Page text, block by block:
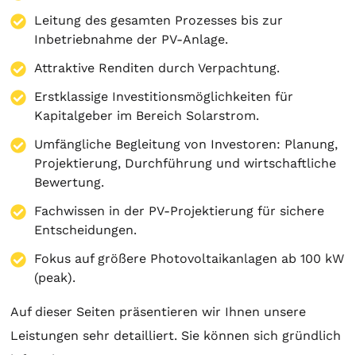
Leitung des gesamten Prozesses bis zur
Inbetriebnahme der PV-Anlage.
Attraktive Renditen durch Verpachtung.
Erstklassige Investitionsmöglichkeiten für
Kapitalgeber im Bereich Solarstrom.
Umfängliche Begleitung von Investoren: Planung,
Projektierung, Durchführung und wirtschaftliche
Bewertung.
Fachwissen in der PV-Projektierung für sichere
Entscheidungen.
Fokus auf größere Photovoltaikanlagen ab 100 kW
(peak).
Auf dieser Seiten präsentieren wir Ihnen unsere
Leistungen sehr detailliert. Sie können sich gründlich